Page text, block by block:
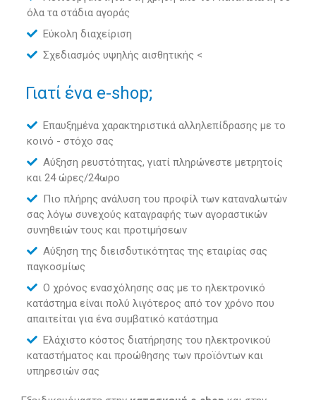
όλα τα στάδια αγοράς
Εύκολη διαχείριση
Σχεδιασμός υψηλής αισθητικής <
Γιατί ένα e-shop;
Επαυξημένα χαρακτηριστικά αλληλεπίδρασης με το
κοινό - στόχο σας
Αύξηση ρευστότητας, γιατί πληρώνεστε μετρητοίς
και 24 ώρες/24ωρο
Πιο πλήρης ανάλυση του προφίλ των καταναλωτών
σας λόγω συνεχούς καταγραφής των αγοραστικών
συνηθειών τους και προτιμήσεων
Αύξηση της διεισδυτικότητας της εταιρίας σας
παγκοσμίως
Ο χρόνος ενασχόλησης σας με το ηλεκτρονικό
κατάστημα είναι πολύ λιγότερος από τον χρόνο που
απαιτείται για ένα συμβατικό κατάστημα
Ελάχιστο κόστος διατήρησης του ηλεκτρονικού
καταστήματος και προώθησης των προϊόντων και
υπηρεσιών σας